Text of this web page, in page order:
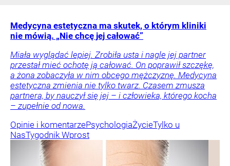
Medycyna estetyczna ma skutek, o którym kliniki
nie mówią. „Nie chcę jej całować”
Miała wyglądać lepiej. Zrobiła usta i nagle jej partner
przestał mieć ochotę ją całować. On poprawił szczękę,
a żona zobaczyła w nim obcego mężczyznę. Medycyna
estetyczna zmienia nie tylko twarz. Czasem zmusza
partnera, by nauczył się jej – i człowieka, którego kocha
– zupełnie od nowa.
Opinie i komentarzePsychologiaŻycieTylko u
NasTygodnik Wprost